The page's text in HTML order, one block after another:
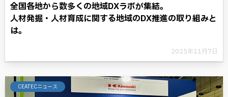
全国各地から数多くの地域DXラボが集結。
人材発掘・人材育成に関する地域のDX推進の取り組みと
は。
2025年11月7日
CEATECニュース